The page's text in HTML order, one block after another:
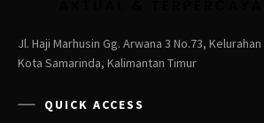
Jl. Haji Marhusin Gg. Arwana 3 No.73,
Kota Samarinda, Kalimantan Timur
QUICK ACCESS